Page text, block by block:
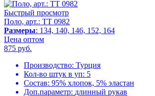
Быстрый просмотр
Поло, арт.: TT 0982
Размеры: 134, 140, 146, 152, 164
Цена оптом
875 руб.
Производство: Турция
Кол-во штук в уп: 5
Состав: 95% хлопок, 5% эластан
Доп.параметр: длинный рукав